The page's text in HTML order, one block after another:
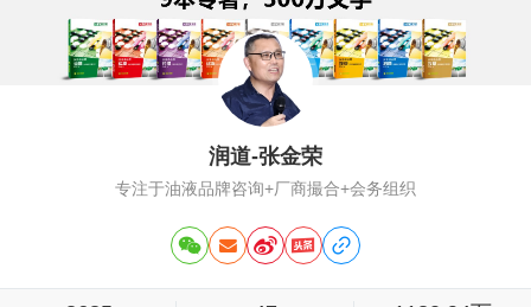
还是广告语，广告片，自媒体内容，传递
信息是基本…
润道-张金荣
专注于油液品牌咨询+厂商撮合+会务组织